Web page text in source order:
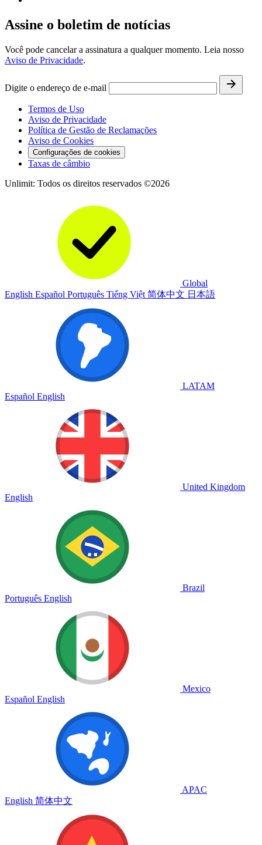
Assine o boletim de notícias
Você pode cancelar a assinatura a qualquer momento. Leia nosso
Aviso de Privacidade.
Digite o endereço de e-mail
Termos de Uso
Aviso de Privacidade
Política de Gestão de Reclamações
Aviso de Cookies
Configurações de cookies
Taxas de câmbio
Unlimit: Todos os direitos reservados ©2026
Global
English Español Português Tiếng Việt 简体中文 日本語
LATAM
Español English
United Kingdom
English
Brazil
Português English
Mexico
Español English
APAC
English 简体中文